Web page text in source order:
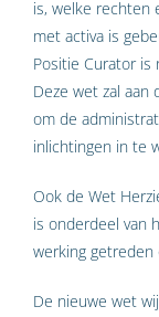
is, welke rechten
met activa is
Positie Curator is
Deze wet zal
om de
inlichtingen in te
Ook de Wet
is onderdeel van
werking getreden
De nieuwe wet